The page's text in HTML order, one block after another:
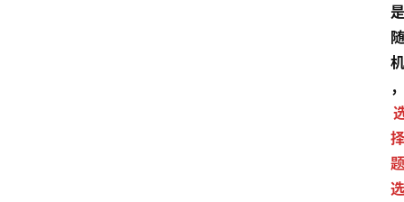
是
随
机
，
择
题
选